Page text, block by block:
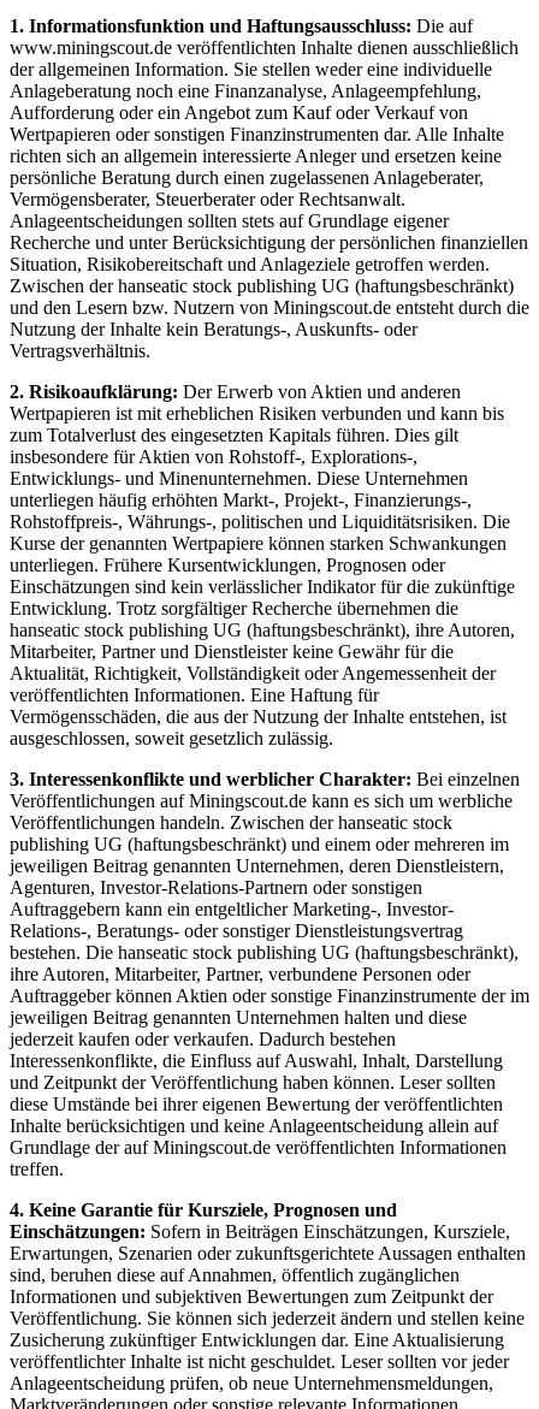
1. Informationsfunktion und Haftungsausschluss: Die auf
www.miningscout.de veröffentlichten Inhalte dienen ausschließlich
der allgemeinen Information. Sie stellen weder eine individuelle
Anlageberatung noch eine Finanzanalyse, Anlageempfehlung,
Aufforderung oder ein Angebot zum Kauf oder Verkauf von
Wertpapieren oder sonstigen Finanzinstrumenten dar. Alle Inhalte
richten sich an allgemein interessierte Anleger und ersetzen keine
persönliche Beratung durch einen zugelassenen Anlageberater,
Vermögensberater, Steuerberater oder Rechtsanwalt.
Anlageentscheidungen sollten stets auf Grundlage eigener
Recherche und unter Berücksichtigung der persönlichen finanziellen
Situation, Risikobereitschaft und Anlageziele getroffen werden.
Zwischen der hanseatic stock publishing UG (haftungsbeschränkt)
und den Lesern bzw. Nutzern von Miningscout.de entsteht durch die
Nutzung der Inhalte kein Beratungs-, Auskunfts- oder
Vertragsverhältnis.
2. Risikoaufklärung: Der Erwerb von Aktien und anderen
Wertpapieren ist mit erheblichen Risiken verbunden und kann bis
zum Totalverlust des eingesetzten Kapitals führen. Dies gilt
insbesondere für Aktien von Rohstoff-, Explorations-,
Entwicklungs- und Minenunternehmen. Diese Unternehmen
unterliegen häufig erhöhten Markt-, Projekt-, Finanzierungs-,
Rohstoffpreis-, Währungs-, politischen und Liquiditätsrisiken. Die
Kurse der genannten Wertpapiere können starken Schwankungen
unterliegen. Frühere Kursentwicklungen, Prognosen oder
Einschätzungen sind kein verlässlicher Indikator für die zukünftige
Entwicklung. Trotz sorgfältiger Recherche übernehmen die
hanseatic stock publishing UG (haftungsbeschränkt), ihre Autoren,
Mitarbeiter, Partner und Dienstleister keine Gewähr für die
Aktualität, Richtigkeit, Vollständigkeit oder Angemessenheit der
veröffentlichten Informationen. Eine Haftung für
Vermögensschäden, die aus der Nutzung der Inhalte entstehen, ist
ausgeschlossen, soweit gesetzlich zulässig.
3. Interessenkonflikte und werblicher Charakter: Bei einzelnen
Veröffentlichungen auf Miningscout.de kann es sich um werbliche
Veröffentlichungen handeln. Zwischen der hanseatic stock
publishing UG (haftungsbeschränkt) und einem oder mehreren im
jeweiligen Beitrag genannten Unternehmen, deren Dienstleistern,
Agenturen, Investor-Relations-Partnern oder sonstigen
Auftraggebern kann ein entgeltlicher Marketing-, Investor-
Relations-, Beratungs- oder sonstiger Dienstleistungsvertrag
bestehen. Die hanseatic stock publishing UG (haftungsbeschränkt),
ihre Autoren, Mitarbeiter, Partner, verbundene Personen oder
Auftraggeber können Aktien oder sonstige Finanzinstrumente der im
jeweiligen Beitrag genannten Unternehmen halten und diese
jederzeit kaufen oder verkaufen. Dadurch bestehen
Interessenkonflikte, die Einfluss auf Auswahl, Inhalt, Darstellung
und Zeitpunkt der Veröffentlichung haben können. Leser sollten
diese Umstände bei ihrer eigenen Bewertung der veröffentlichten
Inhalte berücksichtigen und keine Anlageentscheidung allein auf
Grundlage der auf Miningscout.de veröffentlichten Informationen
treffen.
4. Keine Garantie für Kursziele, Prognosen und
Einschätzungen: Sofern in Beiträgen Einschätzungen, Kursziele,
Erwartungen, Szenarien oder zukunftsgerichtete Aussagen enthalten
sind, beruhen diese auf Annahmen, öffentlich zugänglichen
Informationen und subjektiven Bewertungen zum Zeitpunkt der
Veröffentlichung. Sie können sich jederzeit ändern und stellen keine
Zusicherung zukünftiger Entwicklungen dar. Eine Aktualisierung
veröffentlichter Inhalte ist nicht geschuldet. Leser sollten vor jeder
Anlageentscheidung prüfen, ob neue Unternehmensmeldungen,
Marktveränderungen oder sonstige relevante Informationen